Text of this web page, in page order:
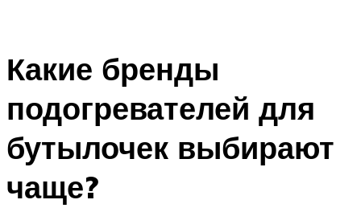
Какие бренды
подогревателей для
бутылочек выбирают
чаще?